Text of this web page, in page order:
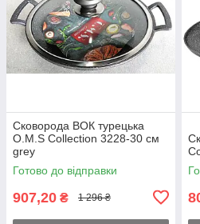
Сковорода ВОК турецька
O.M.S Collection 3228-30 см
grey
Готово до відправки
907,20 ₴ 1 296 ₴